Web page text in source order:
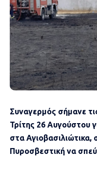
Συναγερμός σήμανε
Τρίτης 26 Αυγούστου
στα Αγιοβασιλιώτικα,
Πυροσβεστική να